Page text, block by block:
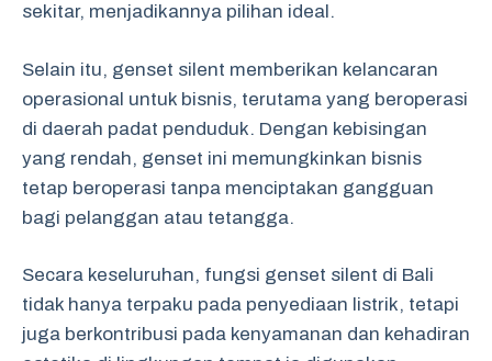
sekitar, menjadikannya pilihan ideal.
Selain itu, genset silent memberikan kelancaran
operasional untuk bisnis, terutama yang beroperasi
di daerah padat penduduk. Dengan kebisingan
yang rendah, genset ini memungkinkan bisnis
tetap beroperasi tanpa menciptakan gangguan
bagi pelanggan atau tetangga.
Secara keseluruhan, fungsi genset silent di Bali
tidak hanya terpaku pada penyediaan listrik, tetapi
juga berkontribusi pada kenyamanan dan kehadiran